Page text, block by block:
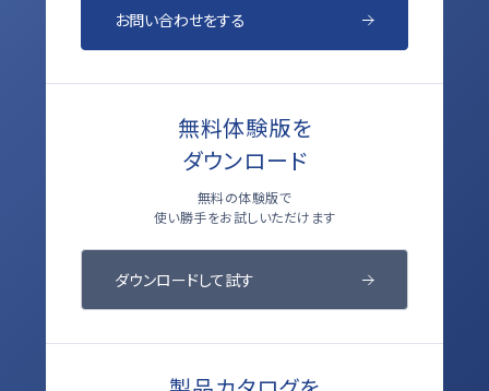
お問い合わせをする
無料体験版を
ダウンロード
無料の体験版で
使い勝手をお試しいただけます
ダウンロードして試す